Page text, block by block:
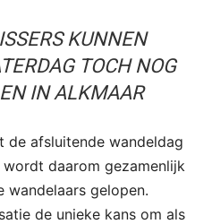
KUNNEN
TOCH NOG
IN ALKMAAR
de afsluitende wandeldag
daarom gezamenlijk
wandelaars gelopen.
de unieke kans om als